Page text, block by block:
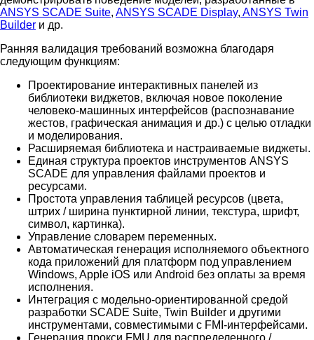
ANSYS SCADE Suite, ANSYS SCADE Display, ANSYS Twin
Builder и др.
Ранняя валидация требований возможна благодаря
следующим функциям:
Проектирование интерактивных панелей из
библиотеки виджетов, включая новое поколение
человеко-машинных интерфейсов (распознавание
жестов, графическая анимация и др.) с целью отладки
и моделирования.
Расширяемая библиотека и настраиваемые виджеты.
Единая структура проектов инструментов ANSYS
SCADE для управления файлами проектов и
ресурсами.
Простота управления таблицей ресурсов (цвета,
штрих / ширина пунктирной линии, текстура, шрифт,
символ, картинка).
Управление словарем переменных.
Автоматическая генерация исполняемого объектного
кода приложений для платформ под управлением
Windows, Apple iOS или Android без оплаты за время
исполнения.
Интеграция с модельно-ориентированной средой
разработки SCADE Suite, Twin Builder и другими
инструментами, совместимыми с FMI-интерфейсами.